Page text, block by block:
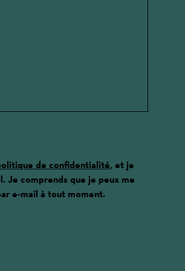
de confidentialité, et je
Je comprends que je peux me
e-mail à tout moment.